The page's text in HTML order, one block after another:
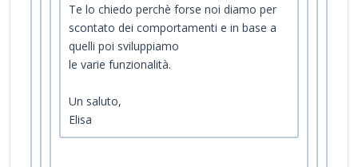
Te lo chiedo perchè forse noi diamo per
scontato dei comportamenti e in base a
quelli poi sviluppiamo
le varie funzionalità.
Un saluto,
Elisa